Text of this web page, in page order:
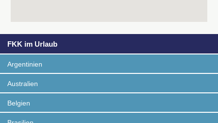
FKK im Urlaub
Argentinien
Australien
Belgien